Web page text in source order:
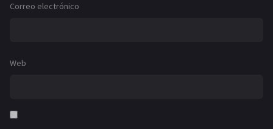
Correo electrónico
Web